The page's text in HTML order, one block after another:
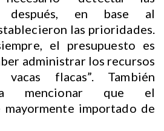
después, en base al
las prioridades.
el presupuesto es
administrar los recursos
flacas”. También
mencionar que el
importado de